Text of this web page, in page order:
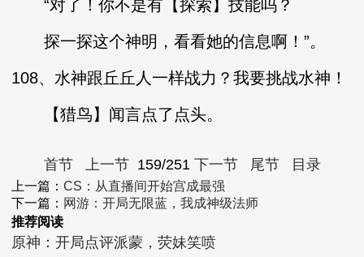
“对了！你不是有【探索】技能吗？
探一探这个神明，看看她的信息啊！”。
108、水神跟丘丘人一样战力？我要挑战水神！
【猎鸟】闻言点了点头。
首节 上一节 159/251 下一节 尾节 目录
上一篇：CS：从直播间开始宫成最强
下一篇： 网游：开局无限蓝，我成神级法师
推荐阅读
原神：开局点评派蒙，荧妹笑喷